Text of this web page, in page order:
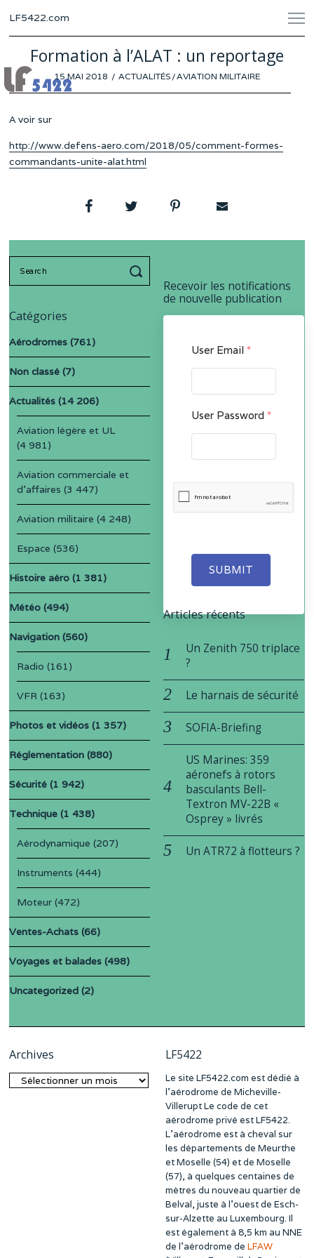
LF5422.com
Formation à l’ALAT : un reportage
POSTED
ON
15 MAI 2018 ACTUALITÉS /AVIATION MILITAIRE
A voir sur
http://www.defens-aero.com/2018/05/comment-formes-
commandants-unite-alat.html
Recevoir les notifications
de nouvelle publication
User Email *
User Password *
SUBMIT
Catégories
Aérodromes (761)
Non classé (7)
Actualités (14 206)
Aviation légère et UL
(4 981)
Aviation commerciale et
d'affaires (3 447)
Aviation militaire (4 248)
Espace (536)
Histoire aéro (1 381)
Météo (494)
Navigation (560)
Radio (161)
VFR (163)
Photos et vidéos (1 357)
Réglementation (880)
Sécurité (1 942)
Technique (1 438)
Aérodynamique (207)
Instruments (444)
Moteur (472)
Ventes-Achats (66)
Voyages et balades (498)
Uncategorized (2)
Articles récents
Un Zenith 750 triplace
?
Le harnais de sécurité
SOFIA-Briefing
US Marines: 359
aéronefs à rotors
basculants Bell-
Textron MV-22B «
Osprey » livrés
Un ATR72 à flotteurs ?
Archives
Archives
LF5422
Le site LF5422.com est dédié à
l’aérodrome de Micheville-
Villerupt Le code de cet
aérodrome privé est LF5422.
L’aérodrome est à cheval sur
les départements de Meurthe
et Moselle (54) et de Moselle
(57), à quelques centaines de
mètres du nouveau quartier de
Belval, juste à l’ouest de Esch-
sur-Alzette au Luxembourg. Il
est également à 8,5 km au NNE
de l’aérodrome de LFAW